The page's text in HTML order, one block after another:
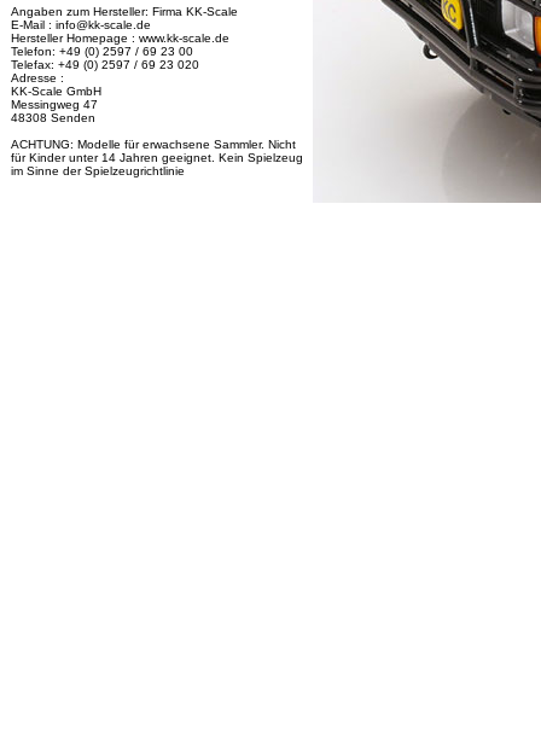
Angaben zum Hersteller: Firma KK-Scale
E-Mail : info@kk-scale.de
Hersteller Homepage : www.kk-scale.de
Telefon: +49 (0) 2597 / 69 23 00
Telefax: +49 (0) 2597 / 69 23 020
Adresse :
KK-Scale GmbH
Messingweg 47
48308 Senden
ACHTUNG: Modelle für erwachsene Sammler. Nicht
für Kinder unter 14 Jahren geeignet. Kein Spielzeug
im Sinne der Spielzeugrichtlinie